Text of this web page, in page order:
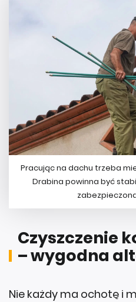
Pracując na dachu trzeba
Drabina powinna być
Czyszczenie
– wygodna
Nie każdy ma ochotę i